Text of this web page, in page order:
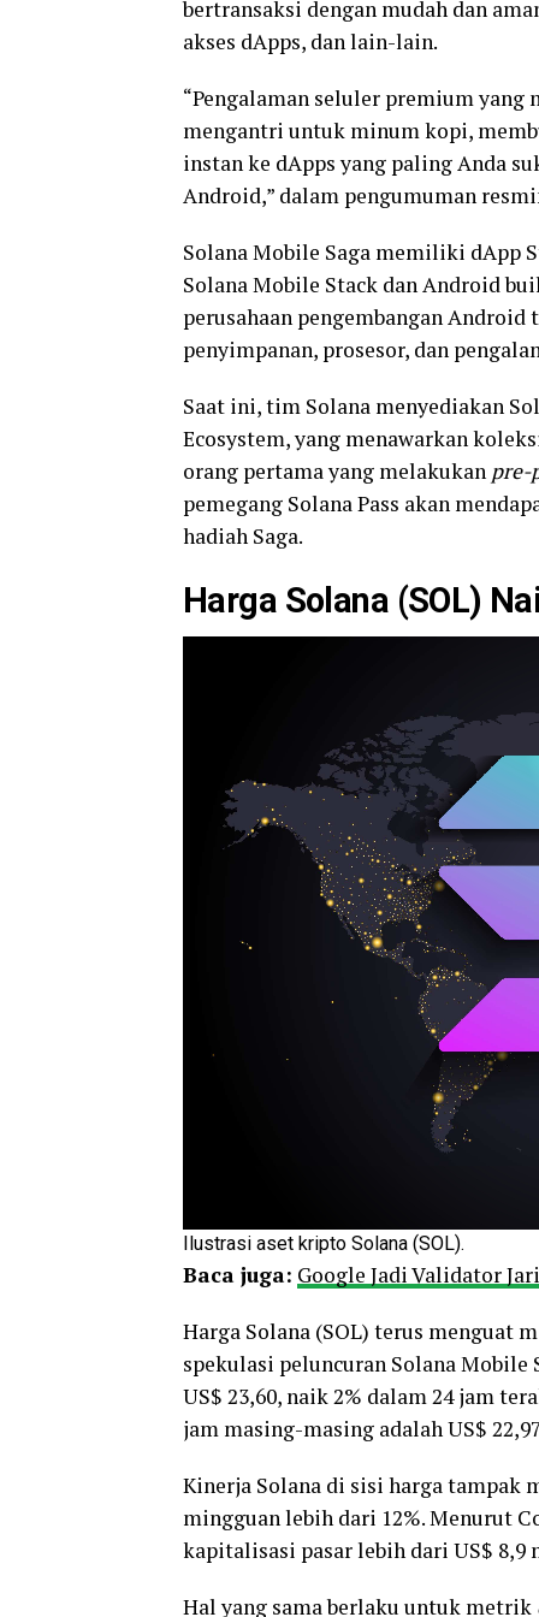
bertransaksi dengan mudah dan
akses dApps, dan lain-lain.
“Pengalaman seluler premium
mengantri untuk minum kopi,
instan ke dApps yang paling Anda
Android,” dalam pengumuman
Solana Mobile Saga memiliki dApp
Solana Mobile Stack dan Android
perusahaan pengembangan
penyimpanan, prosesor, dan
Saat ini, tim Solana menyediakan
Ecosystem, yang menawarkan
orang pertama yang melakukan pre-
pemegang Solana Pass akan
hadiah Saga.
Harga Solana (SOL)
Ilustrasi aset kripto Solana (SOL).
Baca juga: Google Jadi Validator
Harga Solana (SOL) terus menguat
spekulasi peluncuran Solana Mobile
US$ 23,60, naik 2% dalam 24 jam
jam masing-masing adalah US$
Kinerja Solana di sisi harga tampak
mingguan lebih dari 12%. Menurut
kapitalisasi pasar lebih dari US$ 8,9
Hal yang sama berlaku untuk metrik